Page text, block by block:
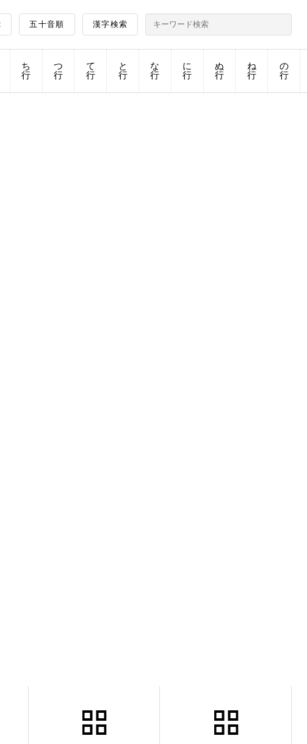
五十音順 漢字検索
ち
行
つ
行
て
行
と
行
な
行
に
行
ぬ
行
ね
行
の
行